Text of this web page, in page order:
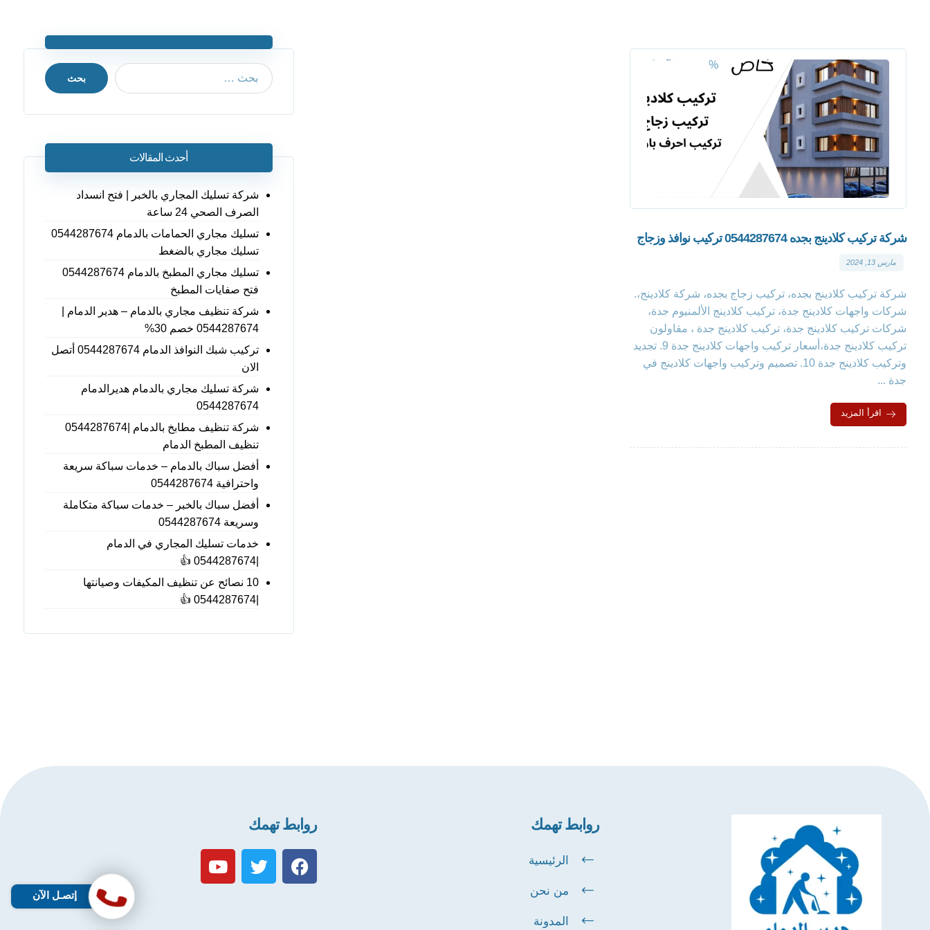
شركة تركيب كلادينج بجده 0544287674 تركيب نوافذ وزجاج
مارس 13, 2024
شركة تركيب كلادينج بجده، تركيب زجاج بجده، شركة كلادينج،.
شركات واجهات كلادينج جدة، تركيب كلادينج الألمنيوم جدة،
شركات تركيب كلادينج جدة، تركيب كلادينج جدة ، مقاولون
تركيب كلادينج جدة،أسعار تركيب واجهات كلادينج جدة 9. تجديد
وتركيب كلادينج جدة 10. تصميم وتركيب واجهات كلادينج في
جدة ...
اقرأ المزيد
بحث
أحدث المقالات
شركة تسليك المجاري بالخبر | فتح انسداد
الصرف الصحي 24 ساعة
تسليك مجاري الحمامات بالدمام 0544287674
تسليك مجاري بالضغط
تسليك مجاري المطبخ بالدمام 0544287674
فتح صفايات المطبخ
شركة تنظيف مجاري بالدمام – هدير الدمام |
0544287674 خصم 30%
تركيب شبك النوافذ الدمام 0544287674 أتصل
الان
شركة تسليك مجاري بالدمام هديرالدمام
0544287674
شركة تنظيف مطابخ بالدمام |0544287674
تنظيف المطبخ الدمام
أفضل سباك بالدمام – خدمات سباكة سريعة
واحترافية 0544287674
أفضل سباك بالخبر – خدمات سباكة متكاملة
وسريعة 0544287674
خدمات تسليك المجاري في الدمام
10 نصائح عن تنظيف المكيفات وصيانتها
روابط تهمك
الرئيسية
من نحن
المدونة
روابط تهمك
إتصـل الآن